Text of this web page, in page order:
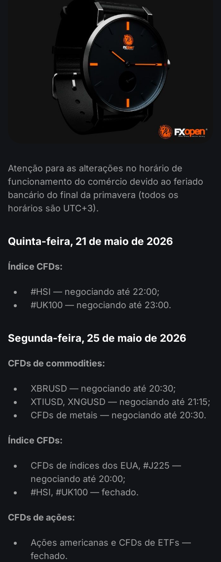
Masters e Seguidores
Calendário de dividendos
O que é negociação de CFDs?
O que é negociação ECN?
O que é um corretor Forex?
Por que nós?
Atenção para as alterações no horário de
funcionamento do comércio devido ao feriado
bancário do final da primavera (todos os
horários são UTC+3).
Quinta-feira, 21 de maio de 2026
Índice CFDs:
#HSI — negociando até 22:00;
#UK100 — negociando até 23:00.
Segunda-feira, 25 de maio de 2026
CFDs de commodities:
XBRUSD — negociando até 20:30;
XTIUSD, XNGUSD — negociando até 21:15;
CFDs de metais — negociando até 20:30.
Índice CFDs:
CFDs de índices dos EUA, #J225 —
negociando até 20:00;
#HSI, #UK100 — fechado.
CFDs de ações:
Ações americanas e CFDs de ETFs —
fechado.